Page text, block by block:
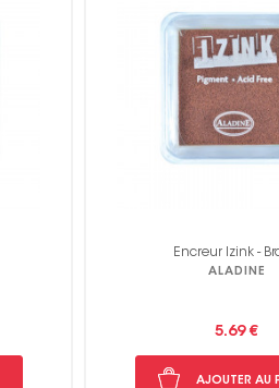
Encreur Izink -
ALADINE
5.69 €
AJOUTER AU
Non merci !